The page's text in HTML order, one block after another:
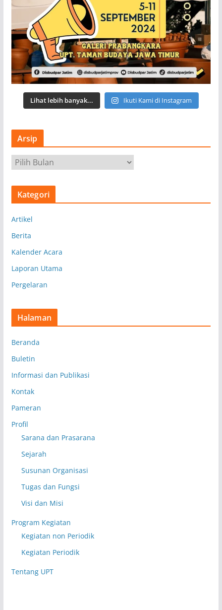
Lihat lebih banyak... Ikuti Kami di Instagram
Arsip
r
s
Kategori
Artikel
Berita
Kalender Acara
Laporan Utama
Pergelaran
Halaman
Beranda
Buletin
Informasi dan Publikasi
Kontak
Pameran
Profil
Sarana dan Prasarana
Sejarah
Susunan Organisasi
Tugas dan Fungsi
Visi dan Misi
Program Kegiatan
Kegiatan non Periodik
Kegiatan Periodik
Tentang UPT